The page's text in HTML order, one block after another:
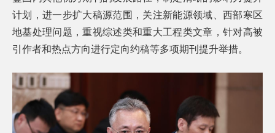
计划，进一步扩大稿源范围，关注新能源领域、西部寒区
地基处理问题，重视综述类和重大工程类文章，针对高被
引作者和热点方向进行定向约稿等多项期刊提升举措。